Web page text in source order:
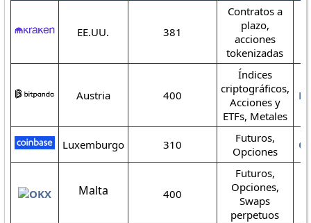
EE.UU. 381
Contratos a
plazo,
acciones
tokenizadas
Austria 400
Índices
criptográficos,
Acciones y
ETFs, Metales
Luxemburgo 310
Futuros,
Opciones
Malta 400
Futuros,
Opciones,
Swaps
perpetuos